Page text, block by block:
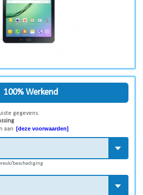
100% Werkend
gegevens.
aan [deze voorwaarden]
beschadiging